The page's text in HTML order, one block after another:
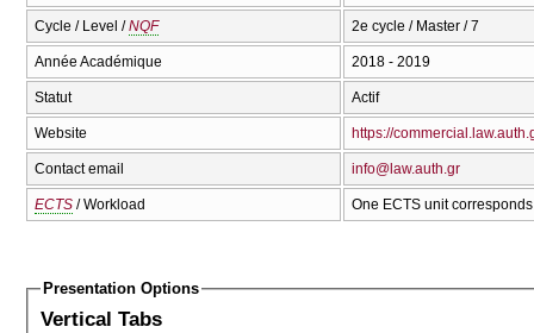
Cycle / Level /NQF 2e cycle / Master / 7
Année Académique 2018 - 2019
Statut Actif
Website https://
Contact email info@law.auth.gr
ECTS / Workload One ECTS unit
Presentation Options
Vertical Tabs